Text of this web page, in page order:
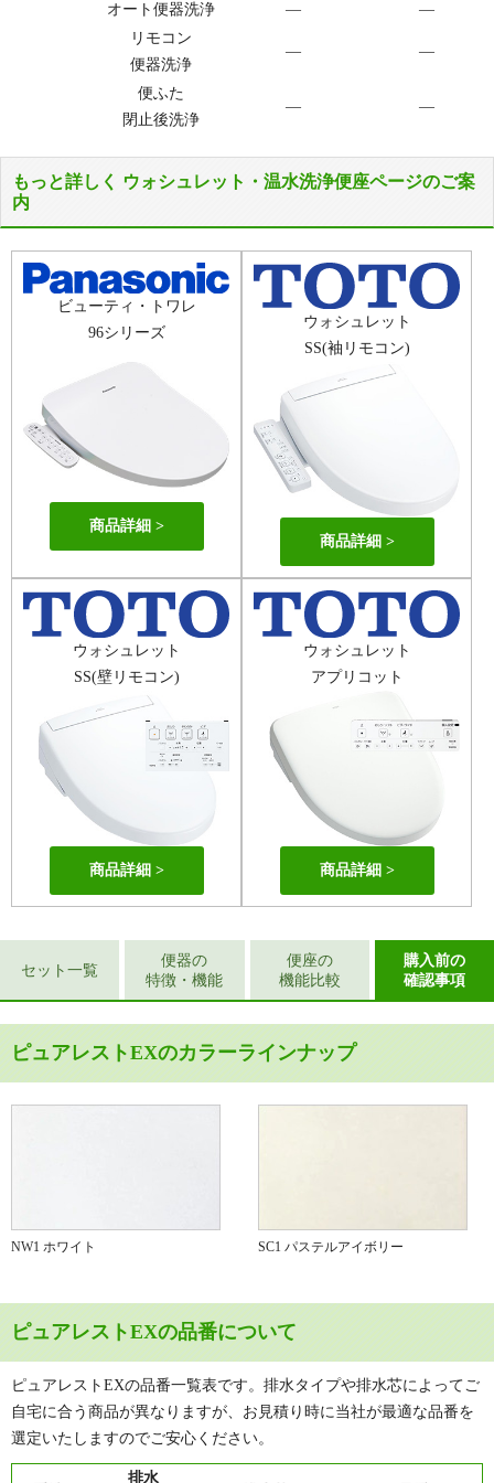
オート便器洗浄 ―
―
リモコン
便器洗浄
― ―
便ふた
閉止後洗浄
― ―
もっと詳しく ウォシュレット・温水洗浄便座ページのご案
内
ビューティ・トワレ
96シリーズ
商品詳細
ウォシュレット
SS(袖リモコン)
商品詳細
ウォシュレット
SS(壁リモコン)
商品詳細
ウォシュレット
アプリコット
商品詳細
セット一覧
便器の
特徴・機能
便座の
機能比較
購入前の
確認事項
ピュアレストEXのカラーラインナップ
NW1 ホワイト SC1 パステルアイボリー
ピュアレストEXの品番について
ピュアレストEXの品番一覧表です。排水タイプや排水芯によってご
自宅に合う商品が異なりますが、お見積り時に当社が最適な品番を
選定いたしますのでご安心ください。
排水